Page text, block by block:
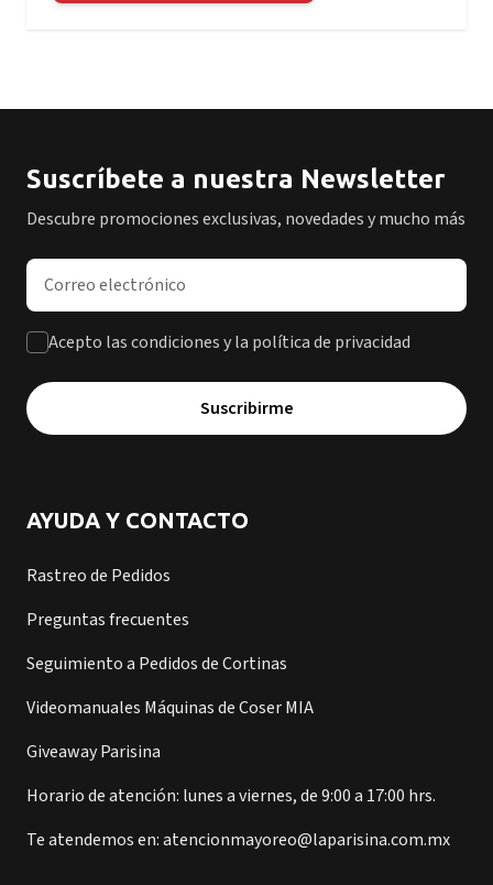
Suscríbete a nuestra Newsletter
Descubre promociones exclusivas, novedades y mucho más
Dirección de correo electrónico
Acepto las condiciones y la política de privacidad
Suscribirme
AYUDA Y CONTACTO
Rastreo de Pedidos
Preguntas frecuentes
Seguimiento a Pedidos de Cortinas
Videomanuales Máquinas de Coser MIA
Giveaway Parisina
Horario de atención: lunes a viernes, de 9:00 a 17:00 hrs.
Te atendemos en: atencionmayoreo@laparisina.com.mx